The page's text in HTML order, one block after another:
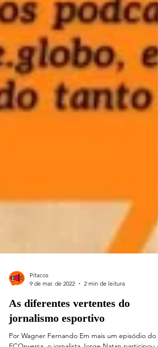
9 de mar. de 2022
2 min de leitura
As diferentes vertentes do